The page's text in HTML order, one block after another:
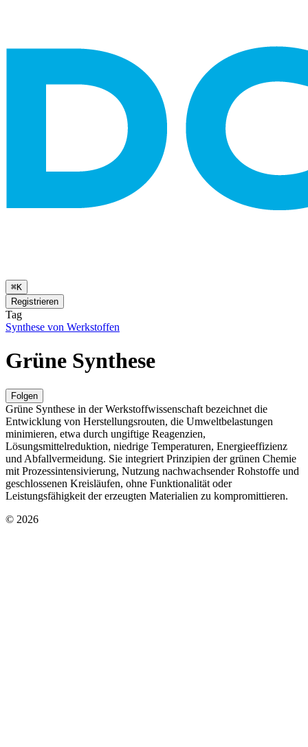
⌘K
Registrieren
Tag
Synthese von Werkstoffen
Grüne Synthese
Folgen
Grüne Synthese in der Werkstoffwissenschaft bezeichnet die
Entwicklung von Herstellungsrouten, die Umweltbelastungen
minimieren, etwa durch ungiftige Reagenzien,
Lösungsmittelreduktion, niedrige Temperaturen, Energieeffizienz
und Abfallvermeidung. Sie integriert Prinzipien der grünen Chemie
mit Prozessintensivierung, Nutzung nachwachsender Rohstoffe und
geschlossenen Kreisläufen, ohne Funktionalität oder
Leistungsfähigkeit der erzeugten Materialien zu kompromittieren.
© 2026